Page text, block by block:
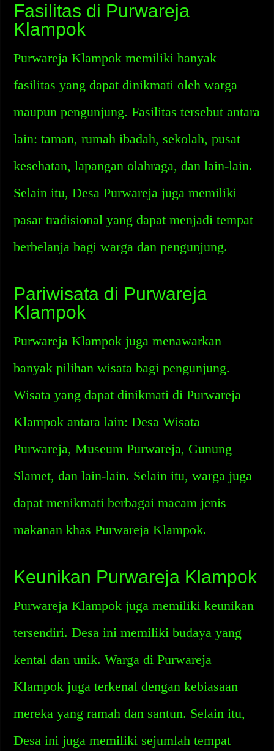
Fasilitas di Purwareja
Klampok
Purwareja Klampok memiliki banyak
fasilitas yang dapat dinikmati oleh warga
maupun pengunjung. Fasilitas tersebut antara
lain: taman, rumah ibadah, sekolah, pusat
kesehatan, lapangan olahraga, dan lain-lain.
Selain itu, Desa Purwareja juga memiliki
pasar tradisional yang dapat menjadi tempat
berbelanja bagi warga dan pengunjung.
Pariwisata di Purwareja
Klampok
Purwareja Klampok juga menawarkan
banyak pilihan wisata bagi pengunjung.
Wisata yang dapat dinikmati di Purwareja
Klampok antara lain: Desa Wisata
Purwareja, Museum Purwareja, Gunung
Slamet, dan lain-lain. Selain itu, warga juga
dapat menikmati berbagai macam jenis
makanan khas Purwareja Klampok.
Keunikan Purwareja Klampok
Purwareja Klampok juga memiliki keunikan
tersendiri. Desa ini memiliki budaya yang
kental dan unik. Warga di Purwareja
Klampok juga terkenal dengan kebiasaan
mereka yang ramah dan santun. Selain itu,
Desa ini juga memiliki sejumlah tempat